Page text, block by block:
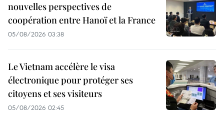
nouvelles perspectives de
coopération entre Hanoï et la France
05/08/2026 03:38
Le Vietnam accélère le visa
électronique pour protéger ses
citoyens et ses visiteurs
05/08/2026 02:45